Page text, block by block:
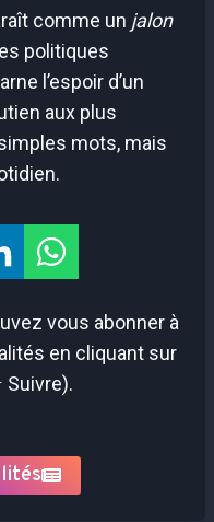
comme un jalon
politiques
l’espoir d’un
aux plus
mots, mais
vous abonner à
en cliquant sur
Suivre).